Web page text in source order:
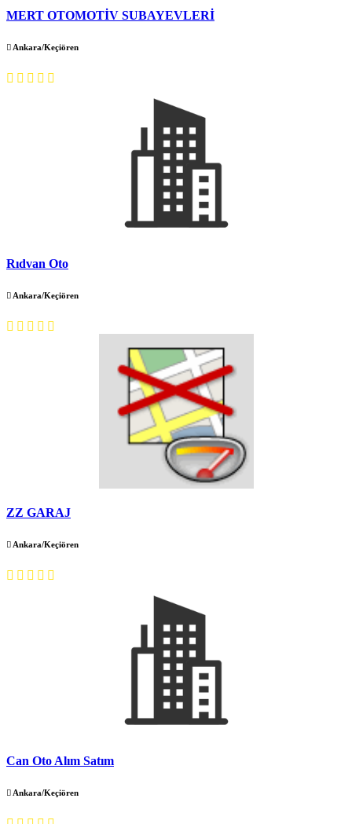
MERT OTOMOTİV SUBAYEVLERİ
Ankara/Keçiören
Rıdvan Oto
Ankara/Keçiören
ZZ GARAJ
Ankara/Keçiören
Can Oto Alım Satım
Ankara/Keçiören